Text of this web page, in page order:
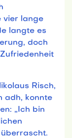
vier lange
langte es
doch
Risch,
adh, konnte
„Ich bin
überrascht.